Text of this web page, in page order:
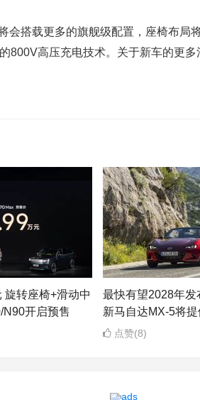
会搭载更多的旗舰级配置，座椅布局
800V高压充电技术。关于新车的更多
旋转座椅+滑动中
N90开启预售
最快有望2028年发
新马自达MX-5将
点赞(8)